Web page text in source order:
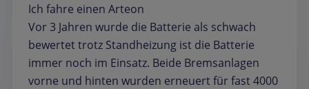
Ich fahre einen Arteon
Vor 3 Jahren wurde die Batterie als schwach
bewertet trotz Standheizung ist die Batterie
immer noch im Einsatz. Beide Bremsanlagen
vorne und hinten wurden erneuert für fast 4000